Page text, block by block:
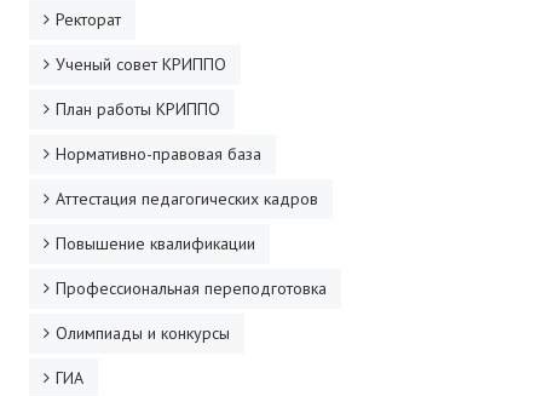
Организация УВП
ГИА
Карта ГИА РК
Советуем прочитать
Профессиональная переподготовка
Повышение квалификации
Ректорат
Ученый совет КРИППО
План работы КРИППО
Нормативно-правовая база
Аттестация педагогических кадров
Повышение квалификации
Профессиональная переподготовка
Олимпиады и конкурсы
ГИА